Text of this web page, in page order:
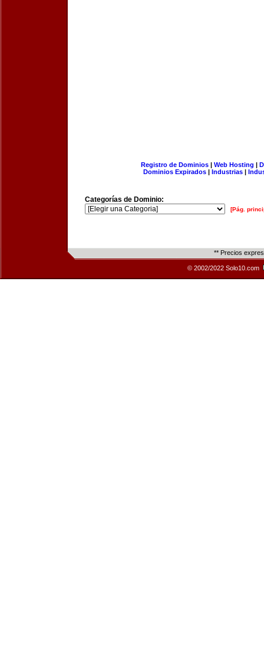
Registro de Dominios| Web Hosting |
Dominios Expirados | Industrias |
Categorías de Dominio:
[Pág.
** Precios
© 2002/2022 Solo10.com